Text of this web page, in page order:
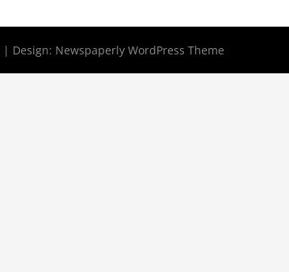
| Design: Newspaperly WordPress Theme